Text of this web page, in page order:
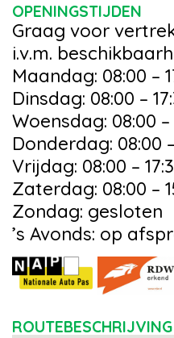
OPENINGSTIJDEN
Graag voor
i.v.m.
Maandag: 08:00 –
Dinsdag: 08:00 –
Woensdag: 08:00 –
Donderdag: 08:00
Vrijdag: 08:00 –
Zaterdag: 08:00 –
Zondag: gesloten
’s Avonds: op
ROUTEBESCHRIJVING